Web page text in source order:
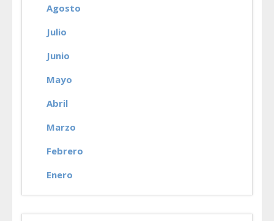
Agosto
Julio
Junio
Mayo
Abril
Marzo
Febrero
Enero